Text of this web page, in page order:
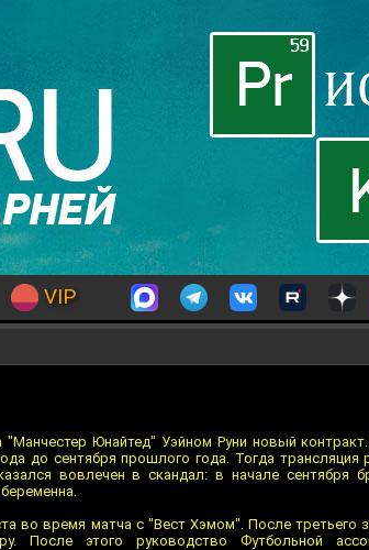
VIP
Юнайтед" Уэйном Руни новый
до сентября прошлого года. Тогда трансляция
вовлечен в скандал: в начале сентября
во время матча с "Вест Хэмом". После третьего
После этого руководство Футбольной